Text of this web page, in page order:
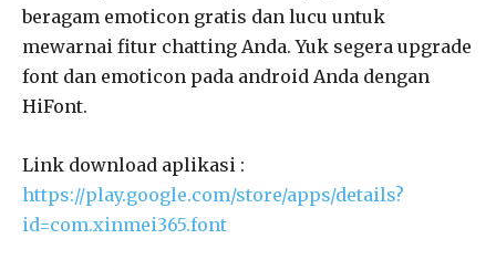
beragam emoticon gratis dan lucu untuk
mewarnai fitur chatting Anda. Yuk segera upgrade
font dan emoticon pada android Anda dengan
HiFont.
Link download aplikasi :
https://play.google.com/store/apps/details?
id=com.xinmei365.font